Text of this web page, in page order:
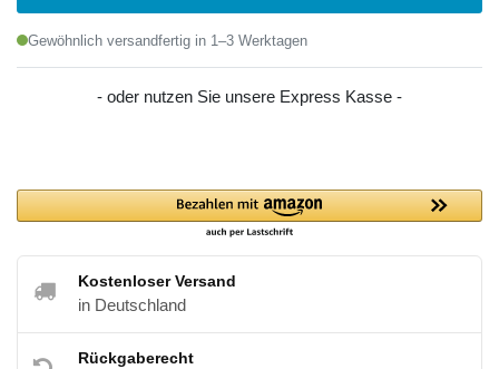
Gewöhnlich versandfertig in 1–3 Werktagen
- oder nutzen Sie unsere Express Kasse -
Kostenloser Versand
in Deutschland
Rückgaberecht